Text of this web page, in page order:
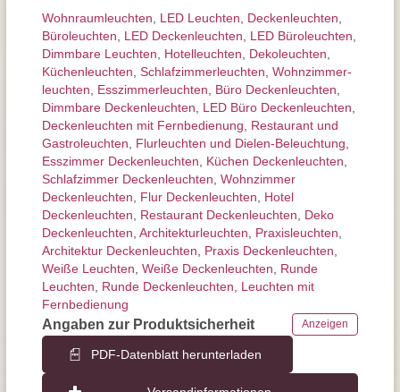
Wohnraum­leuchten LED Leuchten Decken­leuchten
Büroleuchten
LED Deckenleuchten LED Büroleuchten
Dimmbare Leuchten
Hotelleuchten Dekoleuchten
Küchenleuchten Schlafzimmer­leuchten Wohnzimmer­
leuchten
Esszimmer­­leuchten Büro Deckenleuchten
Dimmbare Deckenleuchten
LED Büro Deckenleuchten
Deckenleuchten mit Fernbedienung
Restaurant und
Gastroleuchten
Flurleuchten und Dielen-Beleuchtung
Esszimmer Deckenleuchten
Küchen Deckenleuchten
Schlafzimmer Deckenleuchten Wohnzimmer
Deckenleuchten
Flur Deckenleuchten
Hotel
Deckenleuchten
Restaurant Deckenleuchten
Deko
Deckenleuchten Architektur­leuchten Praxisleuchten
Architektur Deckenleuchten
Praxis Deckenleuchten
Weiße Leuchten Weiße Deckenleuchten
Runde
Leuchten
Runde Deckenleuchten
Leuchten mit
Fernbedienung
Angaben zur Produktsicherheit Anzeigen
PDF-Datenblatt herunterladen